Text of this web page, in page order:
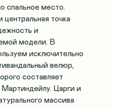
спальное место.
точка
и
модели. В
исключительно
велюр,
составляет
Царги и
массива